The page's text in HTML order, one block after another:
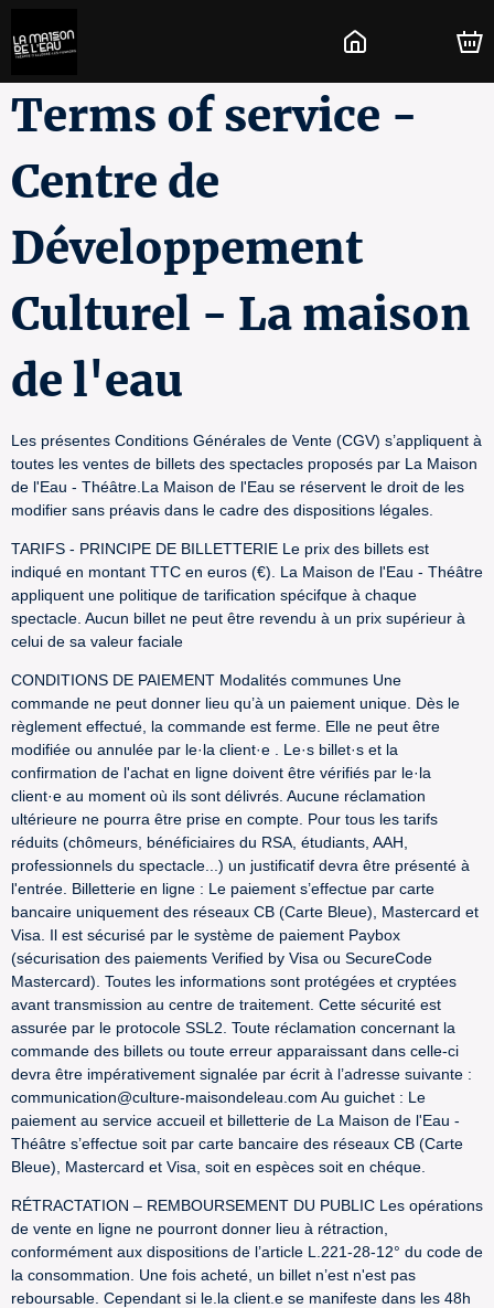
Terms of service -
Centre de
Développement
Culturel - La maison
de l'eau
Les présentes Conditions Générales de Vente (CGV) s’appliquent à
toutes les ventes de billets des spectacles proposés par La Maison
de l'Eau - Théâtre.La Maison de l'Eau se réservent le droit de les
modifier sans préavis dans le cadre des dispositions légales.
TARIFS - PRINCIPE DE BILLETTERIE Le prix des billets est
indiqué en montant TTC en euros (€). La Maison de l'Eau - Théâtre
appliquent une politique de tarification spécifque à chaque
spectacle. Aucun billet ne peut être revendu à un prix supérieur à
celui de sa valeur faciale
CONDITIONS DE PAIEMENT Modalités communes Une
commande ne peut donner lieu qu’à un paiement unique. Dès le
règlement effectué, la commande est ferme. Elle ne peut être
modifiée ou annulée par le·la client·e . Le·s billet·s et la
confirmation de l'achat en ligne doivent être vérifiés par le·la
client·e au moment où ils sont délivrés. Aucune réclamation
ultérieure ne pourra être prise en compte. Pour tous les tarifs
réduits (chômeurs, bénéficiaires du RSA, étudiants, AAH,
professionnels du spectacle...) un justificatif devra être présenté à
l'entrée. Billetterie en ligne : Le paiement s’effectue par carte
bancaire uniquement des réseaux CB (Carte Bleue), Mastercard et
Visa. Il est sécurisé par le système de paiement Paybox
(sécurisation des paiements Verified by Visa ou SecureCode
Mastercard). Toutes les informations sont protégées et cryptées
avant transmission au centre de traitement. Cette sécurité est
assurée par le protocole SSL2. Toute réclamation concernant la
commande des billets ou toute erreur apparaissant dans celle-ci
devra être impérativement signalée par écrit à l’adresse suivante :
communication@culture-maisondeleau.com Au guichet : Le
paiement au service accueil et billetterie de La Maison de l'Eau -
Théâtre s’effectue soit par carte bancaire des réseaux CB (Carte
Bleue), Mastercard et Visa, soit en espèces soit en chéque.
RÉTRACTATION – REMBOURSEMENT DU PUBLIC Les opérations
de vente en ligne ne pourront donner lieu à rétraction,
conformément aux dispositions de l’article L.221-28-12° du code de
la consommation. Une fois acheté, un billet n’est n'est pas
reboursable. Cependant si le.la client.e se manifeste dans les 48h